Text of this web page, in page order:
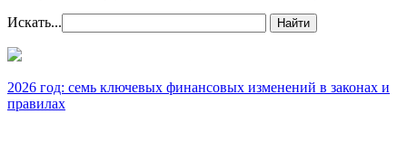
Искать... Найти
2026 год: семь ключевых финансовых изменений в законах и
правилах